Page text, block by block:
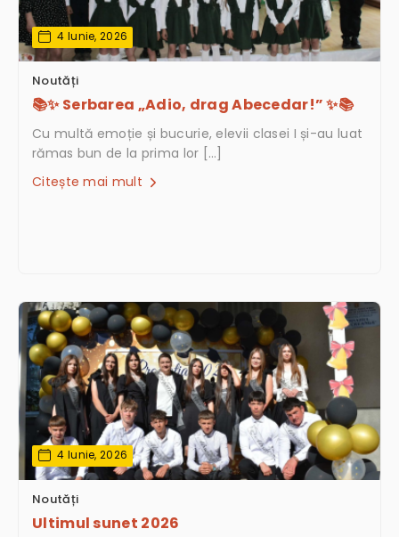
4 Iunie, 2026
Noutăți
📚✨ Serbarea „Adio, drag Abecedar!” ✨📚
Cu multă emoție și bucurie, elevii clasei I și-au luat
rămas bun de la prima lor […]
Citește mai mult
4 Iunie, 2026
Noutăți
Ultimul sunet 2026